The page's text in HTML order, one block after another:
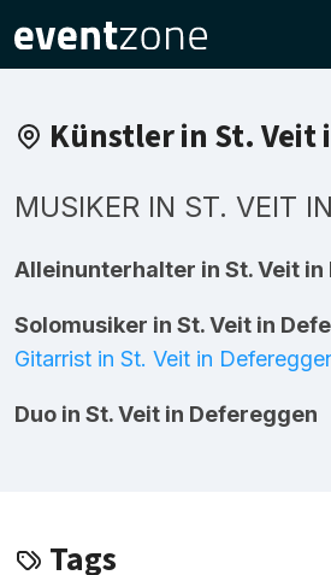
Künstler in St. Veit
MUSIKER IN ST. VEIT
Alleinunterhalter in St. Veit in
Solomusiker in St. Veit in
Gitarrist in St. Veit in
Duo in St. Veit in Defereggen
Tags